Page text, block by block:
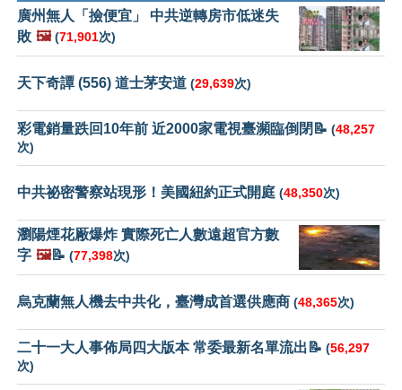
廣州無人「撿便宜」 中共逆轉房市低迷失
敗 🖼️ (71,901次)
天下奇譚 (556) 道士茅安道 (29,639次)
彩電銷量跌回10年前 近2000家電視臺瀕臨倒閉📝 (48,257
次)
中共祕密警察站現形！美國紐約正式開庭 (48,350次)
瀏陽煙花厰爆炸 實際死亡人數遠超官方數
字 🖼️📝 (77,398次)
烏克蘭無人機去中共化，臺灣成首選供應商 (48,365次)
二十一大人事佈局四大版本 常委最新名單流出📝 (56,297
次)